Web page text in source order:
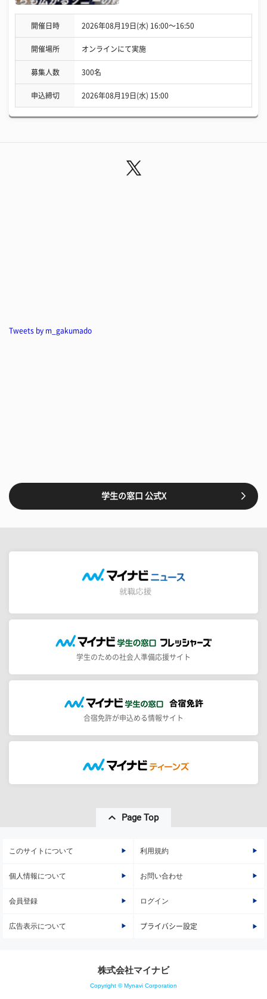
開催日時 2026年08月19日(水) 16:00〜16:50
開催場所 オンラインにて実施
募集人数 300名
申込締切 2026年08月19日(水) 15:00
Tweets by m_gakumado
学生の窓口 公式X
学生のための社会人準備応援サイト
合宿免許が申込める情報サイト
Page Top
このサイトについて 利用規約
個人情報について お問い合わせ
会員登録 ログイン
広告表示について プライバシー設定
株式会社マイナビ
Copyright © Mynavi Corporation